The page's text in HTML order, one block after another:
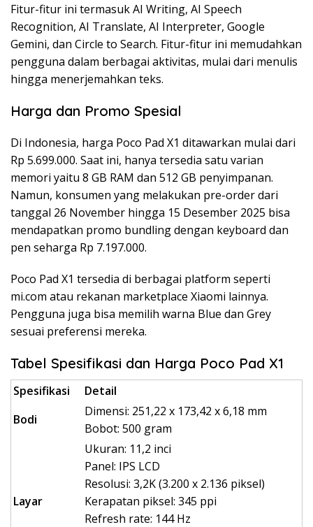
Fitur-fitur ini termasuk AI Writing, AI Speech
Recognition, AI Translate, AI Interpreter, Google
Gemini, dan Circle to Search. Fitur-fitur ini memudahkan
pengguna dalam berbagai aktivitas, mulai dari menulis
hingga menerjemahkan teks.
Harga dan Promo Spesial
Di Indonesia, harga Poco Pad X1 ditawarkan mulai dari
Rp 5.699.000. Saat ini, hanya tersedia satu varian
memori yaitu 8 GB RAM dan 512 GB penyimpanan.
Namun, konsumen yang melakukan pre-order dari
tanggal 26 November hingga 15 Desember 2025 bisa
mendapatkan promo bundling dengan keyboard dan
pen seharga Rp 7.197.000.
Poco Pad X1 tersedia di berbagai platform seperti
mi.com atau rekanan marketplace Xiaomi lainnya.
Pengguna juga bisa memilih warna Blue dan Grey
sesuai preferensi mereka.
Tabel Spesifikasi dan Harga Poco Pad X1
Spesifikasi
Detail
Bodi
Dimensi: 251,22 x 173,42 x 6,18 mm
Bobot: 500 gram
Layar
Ukuran: 11,2 inci
Panel: IPS LCD
Resolusi: 3,2K (3.200 x 2.136 piksel)
Kerapatan piksel: 345 ppi
Refresh rate: 144 Hz